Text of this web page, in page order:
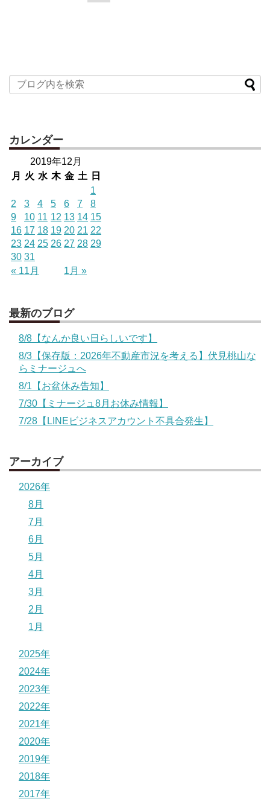
カレンダー
2019年12月
月
火 水 木 金 土 日
« 11月 1月 »
1
2
3 4 5 6 7
8
9
10 11 12 13 14 15
16 17 18 19 20 21 22
23 24 25 26 27 28 29
30 31
最新のブログ
8/8【なんか良い日らしいです】
8/3【保存版：2026年不動産市況を考える】伏見桃山な
らミナージュへ
8/1【お盆休み告知】
7/30【ミナージュ8月お休み情報】
7/28【LINEビジネスアカウント不具合発生】
アーカイブ
2026年
8月
7月
6月
5月
4月
3月
2月
1月
2025年
2024年
2023年
2022年
2021年
2020年
2019年
2018年
2017年